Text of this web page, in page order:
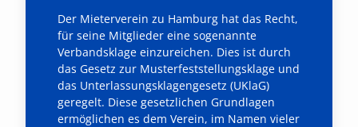
Der Mieterverein zu Hamburg hat das Recht,
für seine Mitglieder eine sogenannte
Verbandsklage einzureichen. Dies ist durch
das Gesetz zur Musterfeststellungsklage und
das Unterlassungsklagengesetz (UKlaG)
geregelt. Diese gesetzlichen Grundlagen
ermöglichen es dem Verein, im Namen vieler